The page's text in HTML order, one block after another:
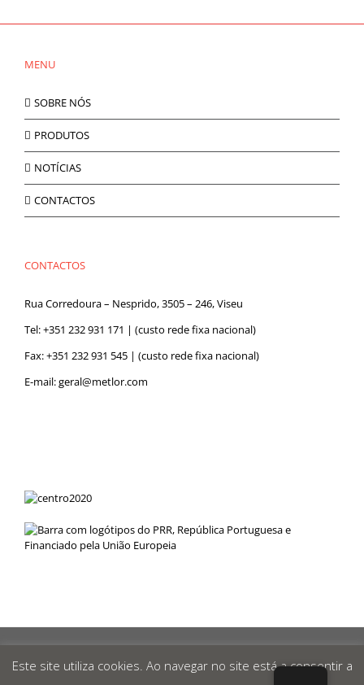
MENU
SOBRE NÓS
PRODUTOS
NOTÍCIAS
CONTACTOS
CONTACTOS
Rua Corredoura – Nesprido, 3505 – 246, Viseu
Tel:+351 232 931 171 | (custo rede fixa nacional)
Fax: +351 232 931 545 | (custo rede fixa nacional)
E-mail:geral@metlor.com
Metlor© 2019 Desenvolvido porREDOCEAN|Política de
Privacidade| Canal de Denúncias|
Este site utiliza cookies. Ao navegar no site está a consentir a